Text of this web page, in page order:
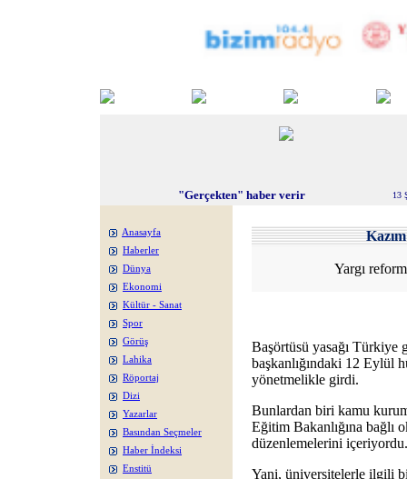
"Gerçekten" haber verir 13
Anasayfa
Haberler
Dünya
Ekonomi
Kültür - Sanat
Spor
Görüş
Lahika
Röportaj
Dizi
Yazarlar
Basından Seçmeler
Haber İndeksi
Enstitü
Yargı
Başörtüsü yasağı Türkiye
başkanlığındaki 12 Eylül
yönetmelikle girdi.
Bunlardan biri kamu
Eğitim Bakanlığına bağlı
düzenlemelerini içeriyordu.
Yani, üniversitelerle ilgili